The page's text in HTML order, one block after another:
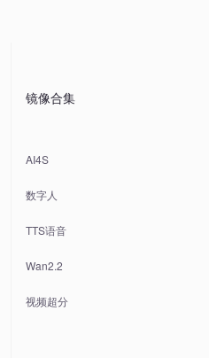
镜像合集
AI4S
数字人
TTS语音
Wan2.2
视频超分